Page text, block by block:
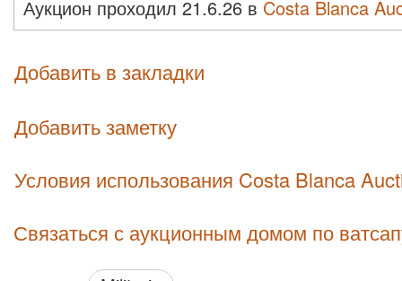
Аукцион проходил 21.6.26 в Costa Blanca
Добавить в закладки
Добавить заметку
Условия использования Costa Blanca
Связаться с аукционным домом по